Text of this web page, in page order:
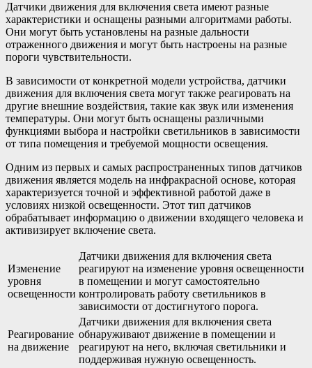
Датчики движения для включения света имеют разные
характеристики и оснащены разными алгоритмами работы.
Они могут быть установлены на разные дальности
отраженного движения и могут быть настроены на разные
пороги чувствительности.
В зависимости от конкретной модели устройства, датчики
движения для включения света могут также реагировать на
другие внешние воздействия, такие как звук или изменения
температуры. Они могут быть оснащены различными
функциями выбора и настройки светильников в зависимости
от типа помещения и требуемой мощности освещения.
Одним из первых и самых распространенных типов датчиков
движения является модель на инфракрасной основе, которая
характеризуется точной и эффективной работой даже в
условиях низкой освещенности. Этот тип датчиков
обрабатывает информацию о движении входящего человека и
активизирует включение света.
Изменение
уровня
освещенности
Датчики движения для включения света
реагируют на изменение уровня освещенности
в помещении и могут самостоятельно
контролировать работу светильников в
зависимости от достигнутого порога.
Реагирование
на движение
Датчики движения для включения света
обнаруживают движение в помещении и
реагируют на него, включая светильники и
поддерживая нужную освещенность.